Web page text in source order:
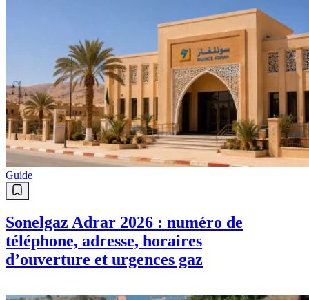
Guide
Sonelgaz Adrar 2026 : numéro de
téléphone, adresse, horaires
d’ouverture et urgences gaz